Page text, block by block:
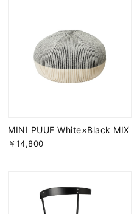
MINI PUUF White×Black MIX
￥14,800